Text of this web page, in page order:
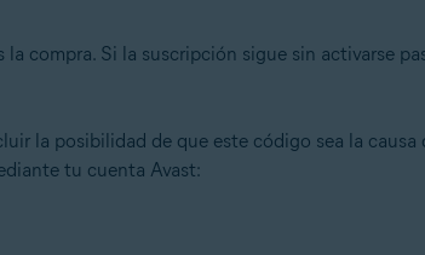
compra. Si la suscripción sigue sin activarse
la posibilidad de que este código sea la
tu cuenta Avast: